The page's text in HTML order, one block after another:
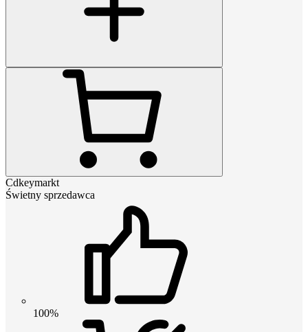
Cdkeymarkt
Świetny sprzedawca
100%